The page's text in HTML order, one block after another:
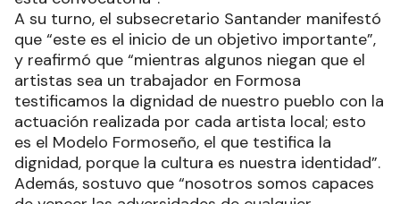
A su turno, el subsecretario Santander manifestó
que “este es el inicio de un objetivo importante”,
y reafirmó que “mientras algunos niegan que el
artistas sea un trabajador en Formosa
testificamos la dignidad de nuestro pueblo con la
actuación realizada por cada artista local; esto
es el Modelo Formoseño, el que testifica la
dignidad, porque la cultura es nuestra identidad”.
Además, sostuvo que “nosotros somos capaces